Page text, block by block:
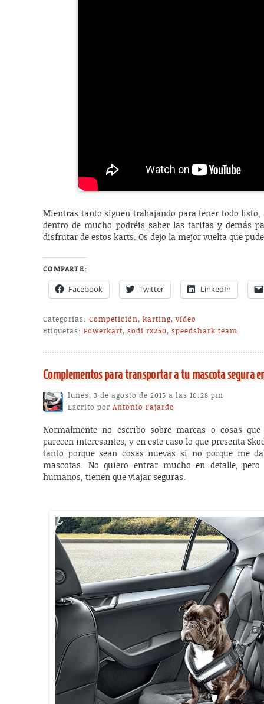
Mientras tanto siguen trabajando para tener todo listo,
dentro de mucho podréis saber las tarifas y demás
disfrutar de estos karts. Os dejo la mejor vuelta que
COMPARTE:
Facebook Twitter LinkedIn
Categorías: Competición,karting,vídeo
Etiquetas: Powerkart,sodi rx250,speedshark team
Complementos para transportar a tu mascota segura
lunes, 3 de agosto de 2015 a las 10:28 pm
Escrito porAntonio Fajardo
Normalmente no escribo sobre marcas o cosas
parecen interesantes, y en este caso lo que presenta
tanto porque sean cosas nuevas si no porque me
mascotas. No quiero entrar mucho en detalle,
humanos, tienen que viajar seguras.